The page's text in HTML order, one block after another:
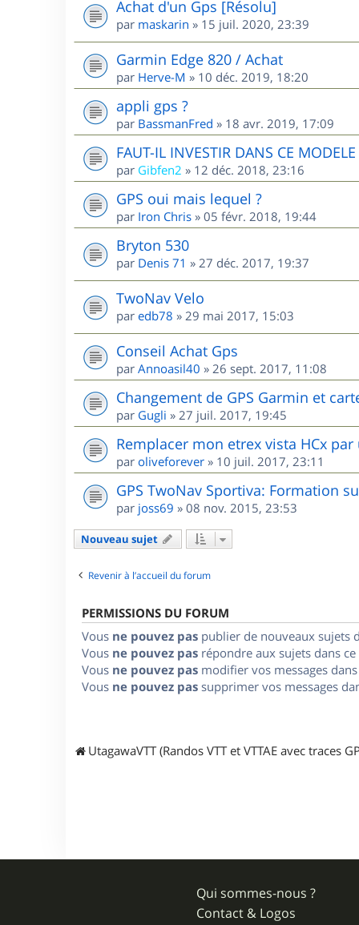
Achat d'un Gps [Résolu]
par maskarin » 15 juil. 2020, 23:39
Garmin Edge 820 / Achat
par Herve-M » 10 déc. 2019, 18:20
appli gps ?
par BassmanFred » 18 avr. 2019, 17:09
FAUT-IL INVESTIR DANS CE
par Gibfen2 » 12 déc. 2018, 23:16
GPS oui mais lequel ?
par Iron Chris » 05 févr. 2018, 19:44
Bryton 530
par Denis 71 » 27 déc. 2017, 19:37
TwoNav Velo
par edb78 » 29 mai 2017, 15:03
Conseil Achat Gps
par Annoasil40 » 26 sept. 2017, 11:08
Changement de GPS Garmin et
par Gugli » 27 juil. 2017, 19:45
Remplacer mon etrex vista HCx
par oliveforever » 10 juil. 2017, 23:11
GPS TwoNav Sportiva: Formation
par joss69 » 08 nov. 2015, 23:53
Nouveau sujet
Revenir à l’accueil du forum
PERMISSIONS DU FORUM
Vous ne pouvez pas publier de nouveaux sujets
Vous ne pouvez pas répondre aux sujets dans
Vous ne pouvez pas modifier vos messages
Vous ne pouvez pas supprimer vos messages
UtagawaVTT (Randos VTT et VTTAE avec traces
Qui sommes-nous ?
Contact & Logos